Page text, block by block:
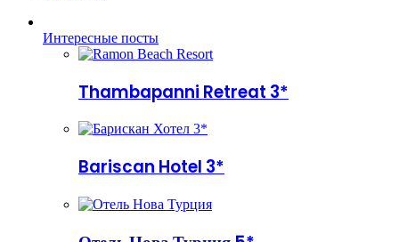
Интересные посты
Thambapanni Retreat 3*
Bariscan Hotel 3*